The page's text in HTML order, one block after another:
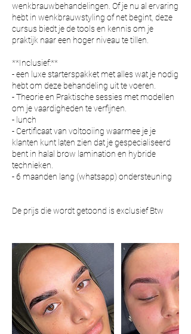
wenkbrauwbehandelingen. Of je nu al ervaring
hebt in wenkbrauwstyling of net begint, deze
cursus biedt je de tools en kennis om je
praktijk naar een hoger niveau te tillen.
**Inclusief:**
- een luxe starterspakket met alles wat je nodig
hebt om deze behandeling uit te voeren.
- Theorie en Praktische sessies met modellen
om je vaardigheden te verfijnen.
- lunch
- Certificaat van voltooiing waarmee je je
klanten kunt laten zien dat je gespecialiseerd
bent in halal brow lamination en hybride
technieken.
- 6 maanden lang (whatsapp) ondersteuning
De prijs die wordt getoond is exclusief Btw